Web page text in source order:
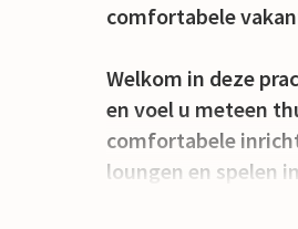
comfortabele
Welkom in deze
en voel u meteen
comfortabele
loungen en spelen
prachtige terras